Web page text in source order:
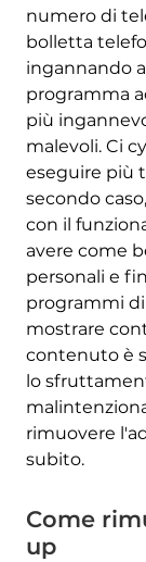
numero di
bolletta
ingannando
programma
più
malevoli. Ci
eseguire più
secondo
con il
avere come
personali e
programmi
mostrare
contenuto è
lo
rimuovere
subito.
Come
up